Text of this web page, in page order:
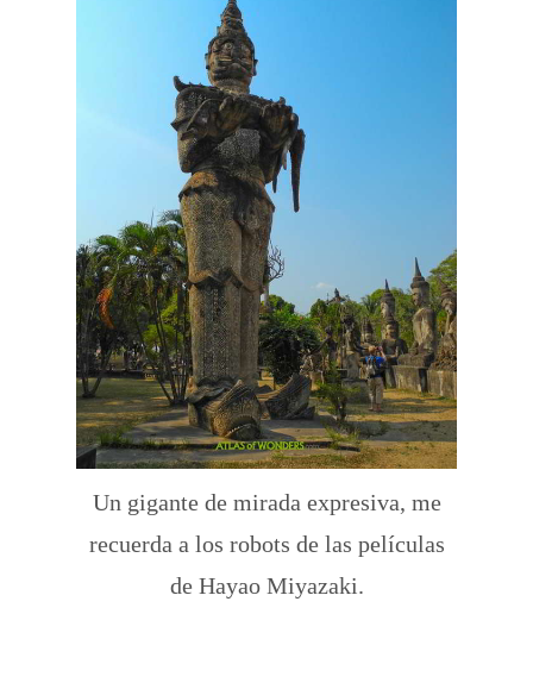
Un gigante de mirada expresiva, me
recuerda a los robots de las películas
de Hayao Miyazaki.